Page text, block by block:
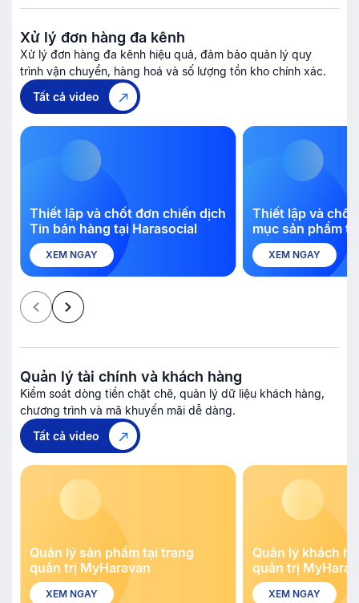
Xử lý đơn hàng đa kênh
Xử lý đơn hàng đa kênh hiệu quả, đảm bảo quản lý quy
trình vận chuyển, hàng hoá và số lượng tồn kho chính xác.
Tất cả video
Thiết lập và chốt đơn chiến dịch
Tin bán hàng tại Harasocial
XEM NGAY
Thiết lập và
mục sản phẩm
XEM NGAY
Quản lý tài chính và khách hàng
Kiểm soát dòng tiền chặt chẽ, quản lý dữ liệu khách hàng,
chương trình và mã khuyến mãi dễ dàng.
Tất cả video
Quản lý sản phẩm tại trang
quản trị MyHaravan
XEM NGAY
Quản lý khách
quản trị
XEM NGAY